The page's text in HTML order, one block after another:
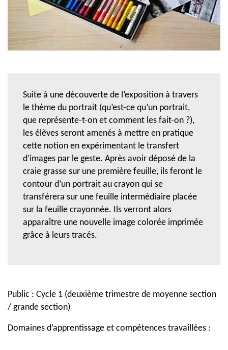
Suite à une découverte de l’exposition à travers
le thème du portrait (qu’est-ce qu’un portrait,
que représente-t-on et comment les fait-on ?),
les élèves seront amenés à mettre en pratique
cette notion en expérimentant le transfert
d’images par le geste. Après avoir déposé de la
craie grasse sur une première feuille, ils feront le
contour d’un portrait au crayon qui se
transférera sur une feuille intermédiaire placée
sur la feuille crayonnée. Ils verront alors
apparaître une nouvelle image colorée imprimée
grâce à leurs tracés.
Public : Cycle 1 (deuxième trimestre de moyenne section
/ grande section)
Domaines d’apprentissage et compétences travaillées :